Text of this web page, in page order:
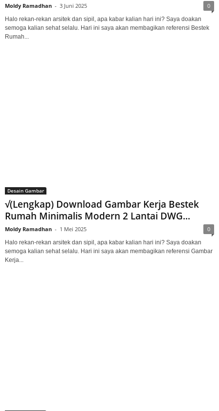
Moldy Ramadhan - 3 Juni 2025 0
Halo rekan-rekan arsitek dan sipil, apa kabar kalian hari ini? Saya doakan
semoga kalian sehat selalu. Hari ini saya akan membagikan referensi Bestek
Rumah...
Desain Gambar
√(Lengkap) Download Gambar Kerja Bestek
Rumah Minimalis Modern 2 Lantai DWG...
Moldy Ramadhan - 1 Mei 2025 0
Halo rekan-rekan arsitek dan sipil, apa kabar kalian hari ini? Saya doakan
semoga kalian sehat selalu. Hari ini saya akan membagikan referensi Gambar
Kerja...